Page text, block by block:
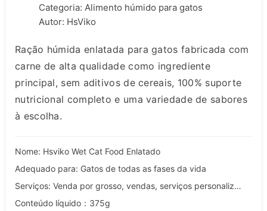
Categoria: Alimento húmido para gatos
Autor: HsViko
Ração húmida enlatada para gatos fabricada com
carne de alta qualidade como ingrediente
principal, sem aditivos de cereais, 100% suporte
nutricional completo e uma variedade de sabores
à escolha.
Nome: Hsviko Wet Cat Food Enlatado
Adequado para: Gatos de todas as fases da vida
Serviços: Venda por grosso, vendas, serviços personalizados, OEM e ODM
Conteúdo líquido：375g